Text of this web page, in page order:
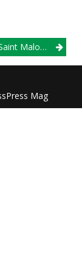
– Départementaux
Mag